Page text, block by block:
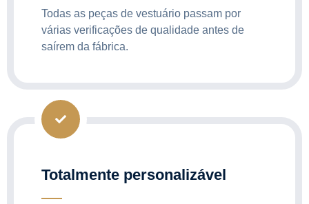
Todas as peças de vestuário passam por
várias verificações de qualidade antes de
saírem da fábrica.
Totalmente personalizável